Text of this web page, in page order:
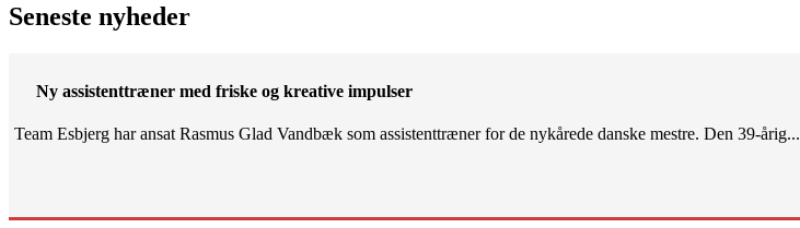
Seneste nyheder
Ny assistenttræner med friske og kreative impulser
Team Esbjerg har ansat Rasmus Glad Vandbæk som assistenttræner for de nykårede danske mestre. Den 39-årig...